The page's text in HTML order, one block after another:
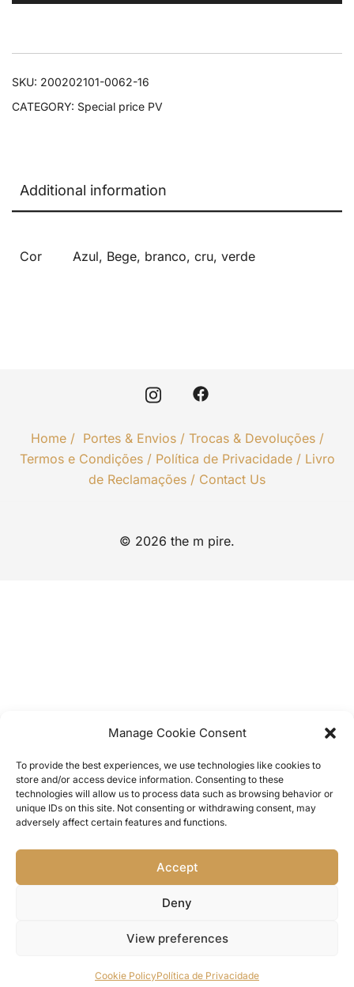
Manage Cookie Consent
To provide the best experiences, we use technologies like cookies to
store and/or access device information. Consenting to these
technologies will allow us to process data such as browsing behavior or
unique IDs on this site. Not consenting or withdrawing consent, may
adversely affect certain features and functions.
Accept
Deny
View preferences
Cookie PolicyPolítica de Privacidade
SKU: 200202101-0062-16
CATEGORY: Special price PV
Additional information
Cor Azul, Bege, branco, cru, verde
Home/ Portes & Envios/ Trocas & Devoluções/
Termos e Condições/ Política de Privacidade/ Livro
de Reclamações / Contact Us
© 2026 the m pire.